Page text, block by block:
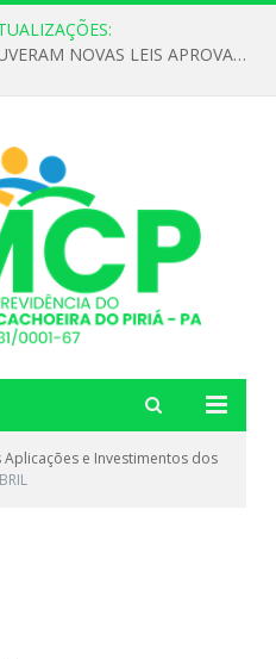
DECLARAMOS QUE NÃO HOUVERAM NOVAS LEIS APROVADAS ATÉ O MOMENTO PARA O INSTITUTO DE PREVIDÊNCIA NO ANO DE 2026
e Investimentos dos